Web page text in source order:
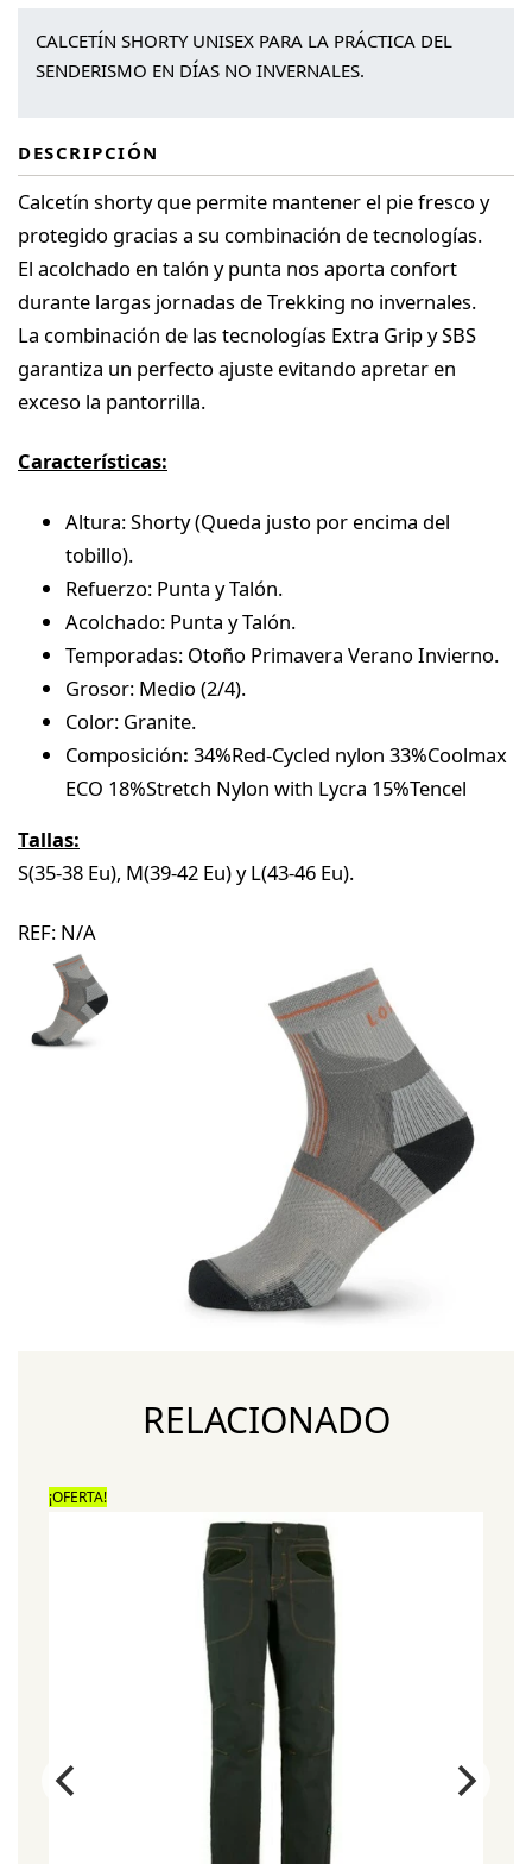
cantidad
CALCETÍN SHORTY UNISEX PARA LA PRÁCTICA DEL
SENDERISMO EN DÍAS NO INVERNALES.
DESCRIPCIÓN
Calcetín shorty que permite mantener el pie fresco y
protegido gracias a su combinación de tecnologías.
El acolchado en talón y punta nos aporta confort
durante largas jornadas de Trekking no invernales.
La combinación de las tecnologías Extra Grip y SBS
garantiza un perfecto ajuste evitando apretar en
exceso la pantorrilla.
Características:
Altura: Shorty (Queda justo por encima del
tobillo).
Refuerzo: Punta y Talón.
Acolchado: Punta y Talón.
Temporadas: Otoño Primavera Verano Invierno.
Grosor: Medio (2/4).
Color: Granite.
Composición: 34%Red-Cycled nylon 33%Coolmax
ECO 18%Stretch Nylon with Lycra 15%Tencel
Tallas:
S(35-38 Eu), M(39-42 Eu) y L(43-46 Eu).
REF: N/A
RELACIONADO
¡OFERTA!